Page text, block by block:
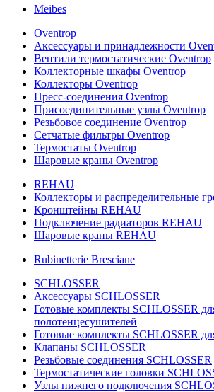
Meibes
Oventrop
Аксессуары и принадлежности
Вентили термостатические Oventrop
Коллекторные шкафы Oventrop
Коллекторы Oventrop
Пресс-соединения Oventrop
Присоединительные узлы Oventrop
Резьбовое соединение Oventrop
Сетчатые фильтры Oventrop
Термостаты Oventrop
Шаровые краны Oventrop
REHAU
Коллекторы и распределительные
Кронштейны REHAU
Подключение радиаторов REHAU
Шаровые краны REHAU
Rubinetterie Bresciane
SCHLOSSER
Аксессуары SCHLOSSER
Готовые комплекты SCHLOSSER
полотенцесушителей
Готовые комплекты SCHLOSSER
Клапаны SCHLOSSER
Резьбовые соединения SCHLOSSER
Термостатические головки
Узлы нижнего подключения